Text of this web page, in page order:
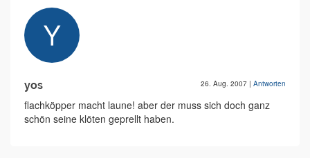
yos 26. Aug. 2007 | Antworten
flachköpper macht laune! aber der muss sich doch ganz
schön seine klöten geprellt haben.